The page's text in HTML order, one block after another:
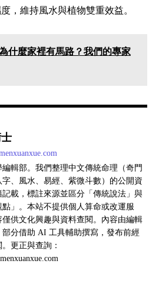
，維持風水與植物雙重效益。
什麼家裡有馬路？我們的專家
編輯部。我們整理中文傳統命理（奇門
字、風水、易經、紫微斗數）的公開資
記載，標註來源並區分「傳統說法」與
點」。本站不提供個人算命或改運服
僅供文化興趣與資料查閱。內容由編輯
部分借助 AI 工具輔助撰寫，發布前經
更正與查詢：